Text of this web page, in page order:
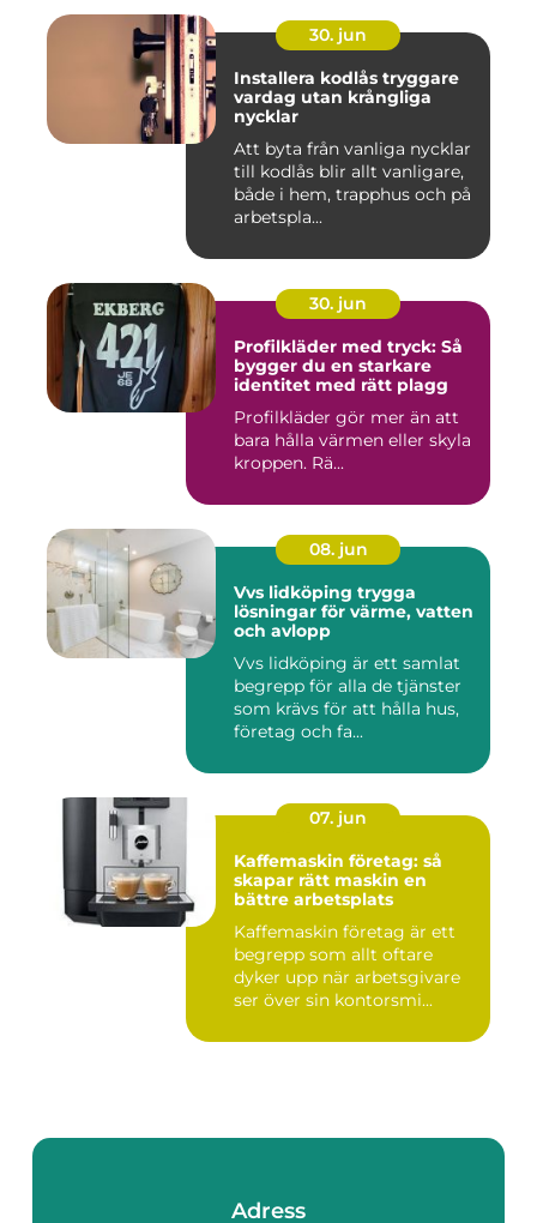
30. jun
Installera kodlås tryggare
vardag utan krångliga
nycklar
Att byta från vanliga nycklar
till kodlås blir allt vanligare,
både i hem, trapphus och på
arbetspla...
30. jun
Profilkläder med tryck: Så
bygger du en starkare
identitet med rätt plagg
Profilkläder gör mer än att
bara hålla värmen eller skyla
kroppen. Rä...
08. jun
Vvs lidköping trygga
lösningar för värme, vatten
och avlopp
Vvs lidköping är ett samlat
begrepp för alla de tjänster
som krävs för att hålla hus,
företag och fa...
07. jun
Kaffemaskin företag: så
skapar rätt maskin en
bättre arbetsplats
Kaffemaskin företag är ett
begrepp som allt oftare
dyker upp när arbetsgivare
ser över sin kontorsmi...
Adress